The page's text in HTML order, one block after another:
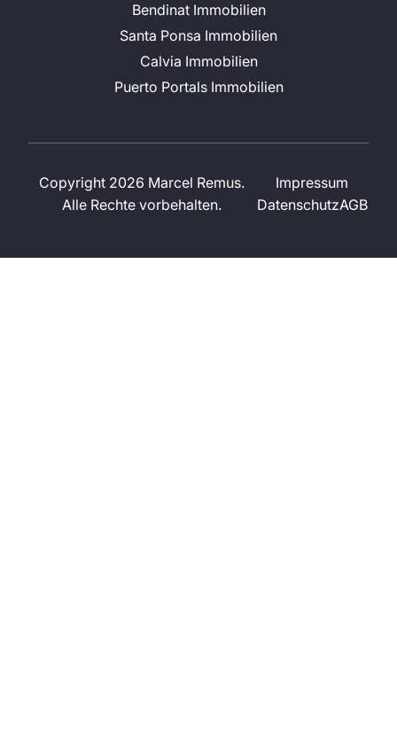
Bendinat Immobilien
Santa Ponsa Immobilien
Calvia Immobilien
Puerto Portals Immobilien
Copyright 2026 Marcel Remus.
Alle Rechte vorbehalten.
Impressum
DatenschutzAGB